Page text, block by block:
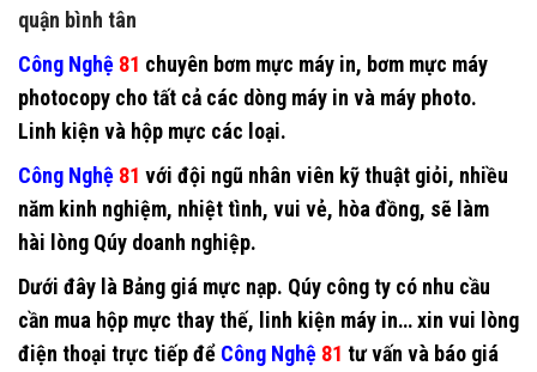
quận bình tân
Công Nghệ 81 chuyên bơm mực máy in, bơm mực máy
photocopy cho tất cả các dòng máy in và máy photo.
Linh kiện và hộp mực các loại.
Công Nghệ 81 với đội ngũ nhân viên kỹ thuật giỏi, nhiều
năm kinh nghiệm, nhiệt tình, vui vẻ, hòa đồng, sẽ làm
hài lòng Qúy doanh nghiệp.
Dưới đây là Bảng giá mực nạp. Qúy công ty có nhu cầu
cần mua hộp mực thay thế, linh kiện máy in… xin vui lòng
điện thoại trực tiếp để Công Nghệ 81 tư vấn và báo giá